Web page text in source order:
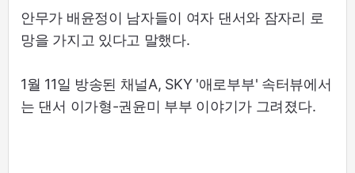
안무가 배윤정이 남자들이 여자 댄서와 잠자리 로
망을 가지고 있다고 말했다.
1월 11일 방송된 채널A, SKY '애로부부' 속터뷰에서
는 댄서 이가형-권윤미 부부 이야기가 그려졌다.